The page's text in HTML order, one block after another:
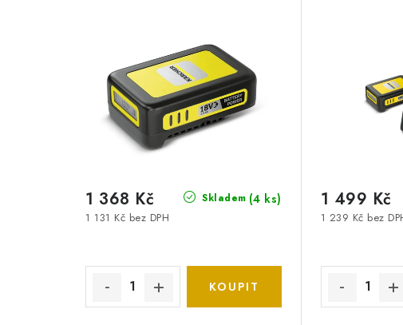
Skladem (4 ks)
1 131 Kč bez DPH
1 368 Kč
1 239 Kč bez
1 499 Kč